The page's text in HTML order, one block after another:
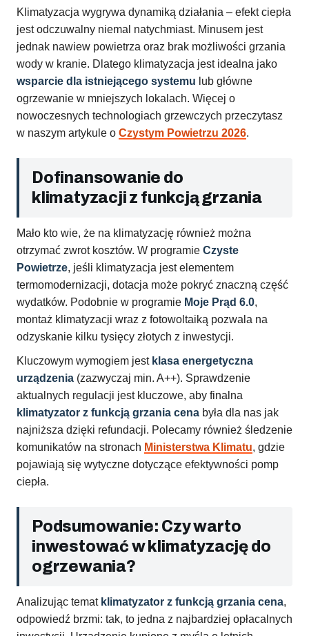
Klimatyzacja wygrywa dynamiką działania – efekt ciepła
jest odczuwalny niemal natychmiast. Minusem jest
jednak nawiew powietrza oraz brak możliwości grzania
wody w kranie. Dlatego klimatyzacja jest idealna jako
wsparcie dla istniejącego systemu lub główne
ogrzewanie w mniejszych lokalach. Więcej o
nowoczesnych technologiach grzewczych przeczytasz
w naszym artykule o Czystym Powietrzu 2026.
Dofinansowanie do
klimatyzacji z funkcją grzania
Mało kto wie, że na klimatyzację również można
otrzymać zwrot kosztów. W programie Czyste
Powietrze, jeśli klimatyzacja jest elementem
termomodernizacji, dotacja może pokryć znaczną część
wydatków. Podobnie w programie Moje Prąd 6.0,
montaż klimatyzacji wraz z fotowoltaiką pozwala na
odzyskanie kilku tysięcy złotych z inwestycji.
Kluczowym wymogiem jest klasa energetyczna
urządzenia (zazwyczaj min. A++). Sprawdzenie
aktualnych regulacji jest kluczowe, aby finalna
klimatyzator z funkcją grzania cena była dla nas jak
najniższa dzięki refundacji. Polecamy również śledzenie
komunikatów na stronach Ministerstwa Klimatu, gdzie
pojawiają się wytyczne dotyczące efektywności pomp
ciepła.
Podsumowanie: Czy warto
inwestować w klimatyzację do
ogrzewania?
Analizując temat klimatyzator z funkcją grzania cena,
odpowiedź brzmi: tak, to jedna z najbardziej opłacalnych